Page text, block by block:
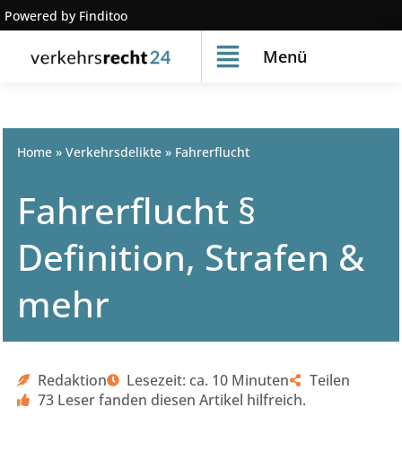
Powered by Finditoo
Menü
Home » Verkehrsdelikte » Fahrerflucht
Fahrerflucht §
Definition, Strafen &
mehr
Redaktion Lesezeit: ca. 10 Minuten
Teilen
73 Leser fanden diesen Artikel hilfreich.